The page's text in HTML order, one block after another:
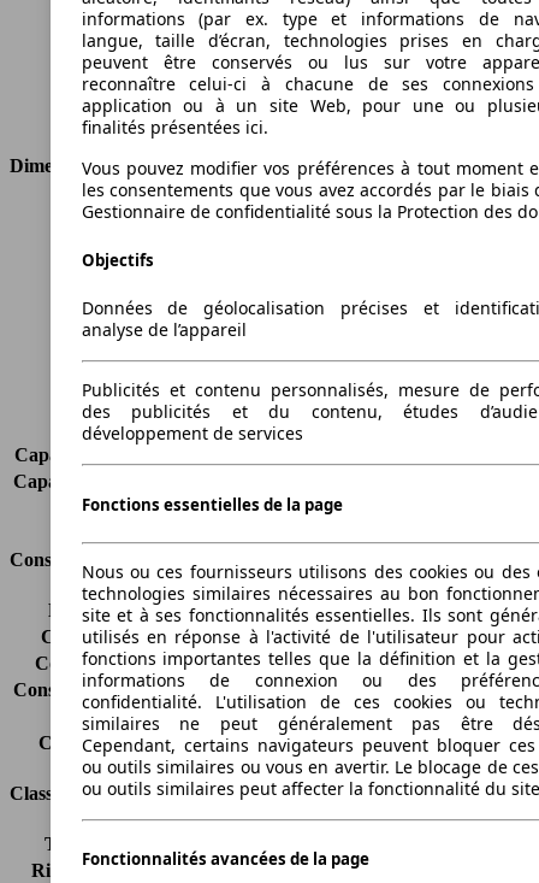
Cylindrée
1870 ccm
Carburant
Diesel
Cylindres
4
Transmission
Boîte manuelle
Type de traction
Traction avant
Dimensions
Longueur
4661 mm
Largeur
Empattement
2803 mm
Poids maximum
2505 kg
Sièges
5
Charge sur toit
Capacité de remorquage (sans freins)
Capacité de remorquage (avec freins)
Volume du coffre
291 - 2860 l
Consommation
Émissions de CO2*
183 g/km (komb.)
Consommation (ville)
8.6 l/100km
Consommation (route)
5.8 l/100km
Consommation (combinée)*
6.8 l/100km
Classe d'émissions
pas d'information
Capacité du réservoir
83 l
Classes d'assurance
Tous risques
Risques partiels
-
informations (par ex. type et informations de
langue, taille d’écran, technologies prises en
peuvent être conservés ou lus sur votre
reconnaître celui-ci à chacune de ses
application ou à un site Web, pour une ou
finalités présentées ici.
Vous pouvez modifier vos préférences à tout moment
les consentements que vous avez accordés par le biais
Gestionnaire de confidentialité sous la Protection des
Objectifs
Données de géolocalisation précises et
analyse de l’appareil
Publicités et contenu personnalisés, mesure de
des publicités et du contenu, études
développement de services
Fonctions essentielles de la page
Nous ou ces fournisseurs utilisons des cookies ou des
technologies similaires nécessaires au bon
site et à ses fonctionnalités essentielles. Ils sont
utilisés en réponse à l'activité de l'utilisateur pour
fonctions importantes telles que la définition et la
informations de connexion ou des
confidentialité. L'utilisation de ces cookies ou
similaires ne peut généralement pas être
Cependant, certains navigateurs peuvent bloquer ces
ou outils similaires ou vous en avertir. Le blocage de
ou outils similaires peut affecter la fonctionnalité du
Fonctionnalités avancées de la page